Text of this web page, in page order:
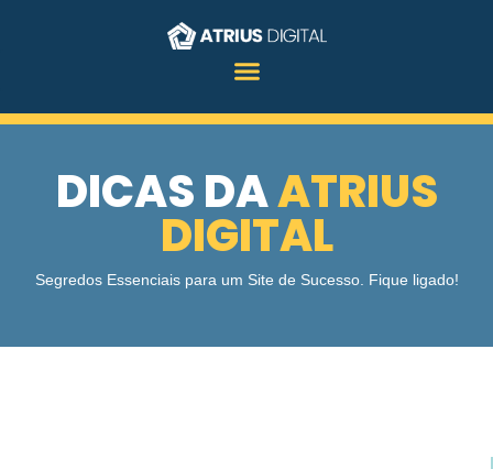
DICAS DAATRIUS
DIGITAL
Segredos Essenciais para um Site de Sucesso. Fique ligado!